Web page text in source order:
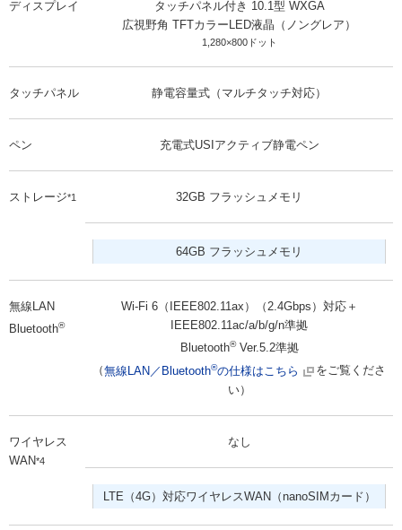
ディスプレイ
タッチパネル付き 10.1型 WXGA
広視野角 TFTカラーLED液晶（ノングレア）
1,280×800ドット
タッチパネル 静電容量式（マルチタッチ対応）
ペン 充電式USIアクティブ静電ペン
ストレージ*1 32GB フラッシュメモリ
64GB フラッシュメモリ
無線LAN
Bluetooth®
Wi-Fi 6（IEEE802.11ax）（2.4Gbps）対応＋
IEEE802.11ac/a/b/g/n準拠
Bluetooth®Ver.5.2準拠
（無線LAN／Bluetooth®の仕様はこちら
をご覧くださ
い）
ワイヤレス
WAN*4
なし
LTE（4G）対応ワイヤレスWAN（nanoSIMカード）